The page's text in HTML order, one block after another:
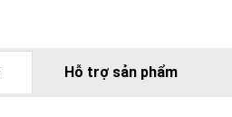
Hỗ trợ sản phẩm